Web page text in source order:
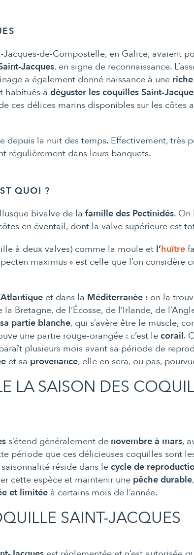
de-Compostelle, en Galice, avaient
Jacques, en signe de reconnaissance.
a également donné naissance à une
habitués àdéguster les coquilles Saint-
ces délices marins disponibles sur les côtes
depuis la nuit des temps. Effectivement, très
régulièrement dans leurs banquets.
QUOI ?
bivalve de lafamille des Pectinidés. On
en éventail, dont la valve supérieure est
à deux valves) comme la moule et l’huître
maximus » est celle que l’on considère
Atlantique et dans la Méditerranée : on la
la Bretagne, de l’Écosse, de l’Irlande, de l’
partie blanche, qui s’avère être le muscle,
une partie rouge-orangée : c’est lecorail.
plusieurs mois avant sa période de
et sa provenance, elle en sera, ou pas,
LA SAISON DES
s’étend généralement de novembre à mars,
période que ces délicieuses coquilles sont
réside dans lecycle de
cette espèce et maintenir une pêche durable
et limitée à certains mois de l’année.
SAINT-JACQUES